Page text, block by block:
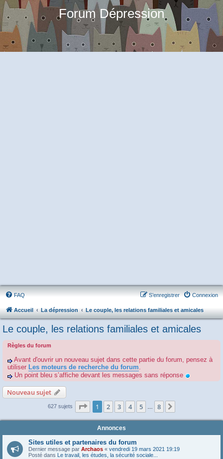
Forum Dépression
FAQ Connexion
S’enregistrer
Accueil La dépression Le couple, les relations familiales et amicales
Le couple, les relations familiales et amicales
Règles du forum
Avant d'ouvrir un nouveau sujet dans cette partie du forum, pensez à
utiliser Les moteurs de recherche du forum.
Un point bleu s’affiche devant les messages sans réponse
Nouveau sujet
627 sujets Page 1sur8
1 2 3 4 5 8
Annonces
Sites utiles et partenaires du forum
Dernier message par Archaos « vendredi 19 mars 2021 19:19
Posté dans Le travail, les études, la sécurité sociale...